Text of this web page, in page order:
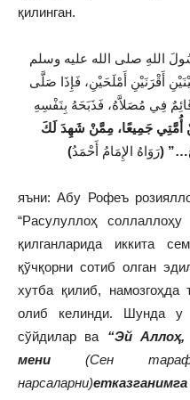
қилинган.
اللهِ صلى الله عليه وسلم
أَقْرَنَيْنِ أَمْلَحَيْنِ، فَإِذَا صَلَّى
فِي مُصَلاَّهُ، فَذَبَحَهُ بِنَفْسِهِ
أُمَّتِي جَمِيعًا، مِمَّنْ شَهِدَ لَكَ
(رَوَاهُ الإِمَامُ أَحْمَدُ
яъни: Абу Рофеъ
“Расулуллоҳ
қилганларида иккита
қўчқорни сотиб олган
хутба қилиб, намозгоҳда
олиб келинди. Шунда у
сўйдилар ва “Эй Аллоҳ,
мени (Сен
нарсаларни)